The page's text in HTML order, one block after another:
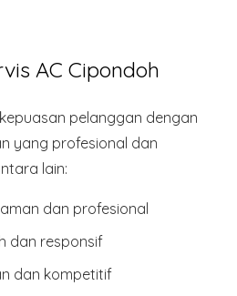
AC Cipondoh
pelanggan dengan
yang profesional dan
lain:
dan profesional
dan responsif
dan kompetitif